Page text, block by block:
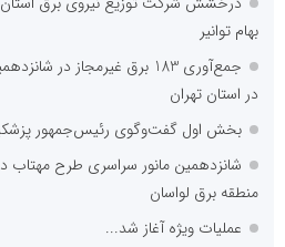
بهام توانیر
جمع‌آوری 183 برق غیرمجاز
در استان تهران
بخش اول گفت‌وگوی رئیس‌جمهور
شانزدهمین مانور سراسری طرح مهتاب
منطقه برق لواسان
عملیات ویژه آغاز شد...